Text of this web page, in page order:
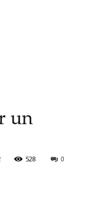
un
528 0